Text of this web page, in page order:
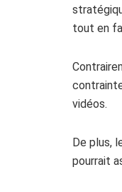
tout en
vidéos.
De plus,
pourrait